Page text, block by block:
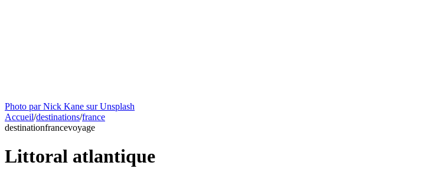
Photo par Nick Kane sur Unsplash
Accueil/destinations/france
destinationfrancevoyage
Littoral atlantique